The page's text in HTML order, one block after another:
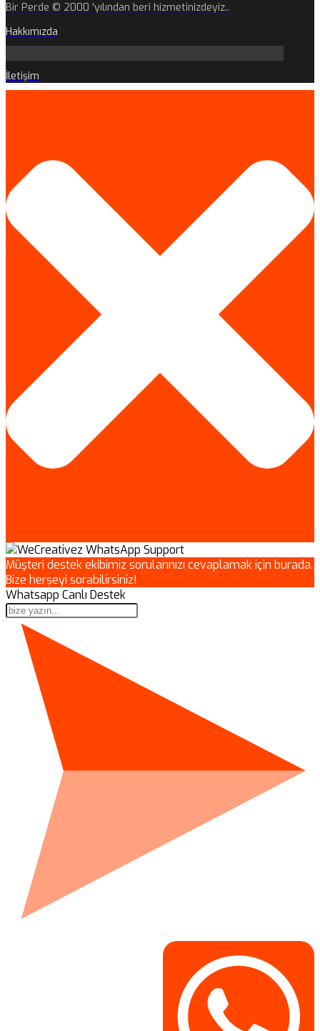
Bir Perde © 2000 'yılından beri hizmetinizdeyiz..
Hakkımızda
İletişim
Müşteri destek ekibimiz sorularınızı cevaplamak için burada.
Bize herşeyi sorabilirsiniz!
Whatsapp Canlı Destek